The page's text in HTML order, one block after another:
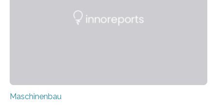
Durch den verstärkten Einsatz von Rezyklaten
Maschinenbau